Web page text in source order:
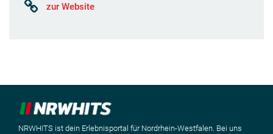
zur Website
NRWHITS ist dein Erlebnisportal für Nordrhein-Westfalen. Bei uns